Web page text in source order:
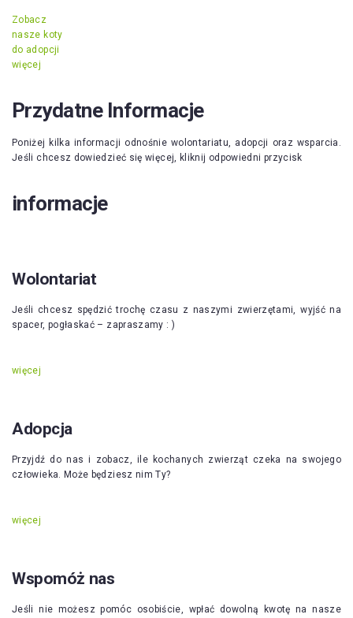
Zobacz
nasze koty
do adopcji
więcej
Przydatne Informacje
Poniżej kilka informacji odnośnie wolontariatu, adopcji oraz wsparcia.
Jeśli chcesz dowiedzieć się więcej, kliknij odpowiedni przycisk
informacje
Wolontariat
Jeśli chcesz spędzić trochę czasu z naszymi zwierzętami, wyjść na
spacer, pogłaskać – zapraszamy : )
więcej
Adopcja
Przyjdź do nas i zobacz, ile kochanych zwierząt czeka na swojego
człowieka. Może będziesz nim Ty?
więcej
Wspomóż nas
Jeśli nie możesz pomóc osobiście, wpłać dowolną kwotę na nasze